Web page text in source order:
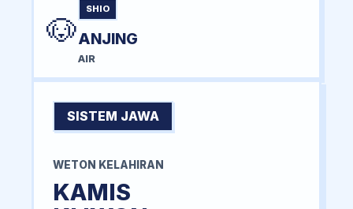
🐶
SHIO
ANJING
AIR
SISTEM JAWA
WETON KELAHIRAN
KAMIS